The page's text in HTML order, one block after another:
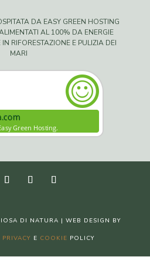
DA EASY GREEN HOSTING
AL 100% DA ENERGIE
RIFORESTAZIONE E PULIZIA DEI
MARI
DI NATURA | WEB DESIGN BY
PRIVACY E COOKIE POLICY